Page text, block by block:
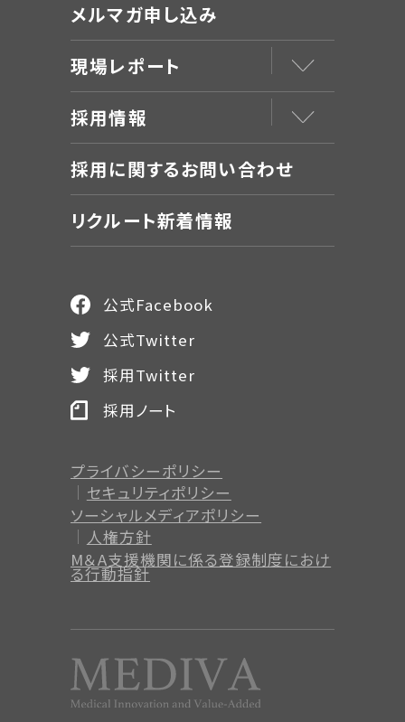
メルマガ申し込み
現場レポート
採用情報
採用に関するお問い合わせ
リクルート新着情報
プライバシーポリシー
セキュリティポリシー
ソーシャルメディアポリシー
人権方針
M＆A支援機関に係る登録制度におけ
る行動指針
公式Facebook
公式Twitter
採用Twitter
採用ノート